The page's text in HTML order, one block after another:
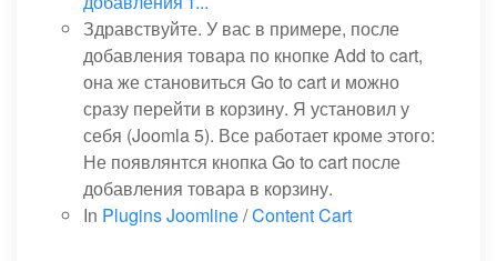
Здравствуйте. У вас в примере, после
добавления товара по кнопке Add to cart,
она же становиться Go to cart и можно
сразу перейти в корзину. Я установил у
себя (Joomla 5). Все работает кроме этого:
Не появлянтся кнопка Go to cart после
добавления товара в корзину.
In Plugins Joomline/Content Cart